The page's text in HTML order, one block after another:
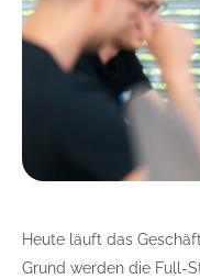
Heute läuft das
Grund werden die Full-